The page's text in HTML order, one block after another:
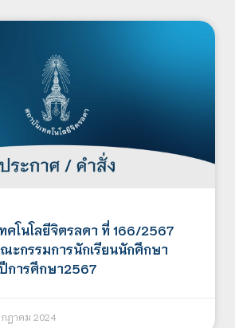
คโนโลยีจิตรลดา ที่ 166/2567
ะกรรมการนักเรียนนักศึกษา
การศึกษา2567
กฎาคม 2024